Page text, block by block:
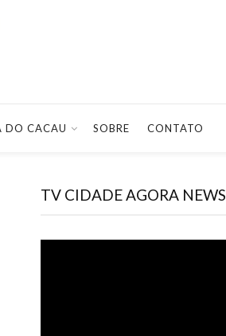
DO CACAU SOBRE CONTATO
TV CIDADE AGORA NEWS